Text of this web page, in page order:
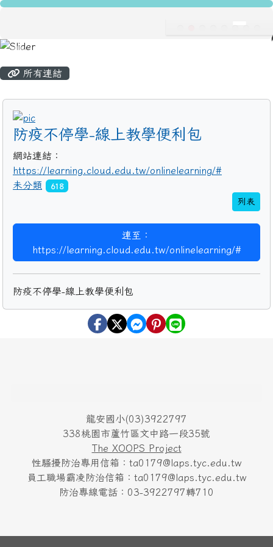
跳至主內容區
龍安國民小學
所有連結
title:
防疫不停學-線上教學便利包
網站連結：
https://learning.cloud.edu.tw/onlinelearning/#
未分類
618
列表
連至：
https://learning.cloud.edu.tw/onlinelearning/#
防疫不停學-線上教學便利包
龍安國小(03)3922797
338桃園市蘆竹區文中路一段35號
The XOOPS Project
性騷擾防治專用信箱：ta0179@laps.tyc.edu.tw
員工職場霸凌防治信箱：ta0179@laps.tyc.edu.tw
防治專線電話：03-3922797轉710